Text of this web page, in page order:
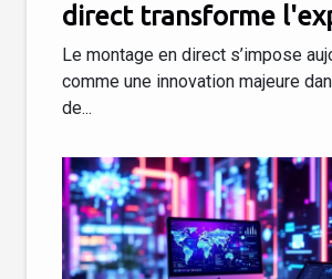
direct transforme
d'achat de PC ?
Le montage en direct s’impose
comme une innovation majeure
de...